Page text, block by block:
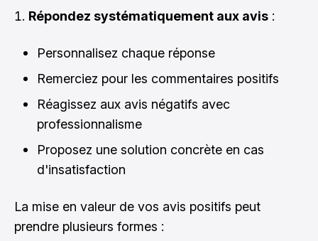
Répondez systématiquement aux avis :
Personnalisez chaque réponse
Remerciez pour les commentaires positifs
Réagissez aux avis négatifs avec
professionnalisme
Proposez une solution concrète en cas
d'insatisfaction
La mise en valeur de vos avis positifs peut
prendre plusieurs formes :